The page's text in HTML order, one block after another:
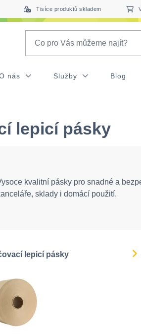
Tisíce produktů skladem
nás Služby Blog
lepicí pásky
kvalitní pásky pro snadné a
sklady i domácí použití.
lepicí pásky